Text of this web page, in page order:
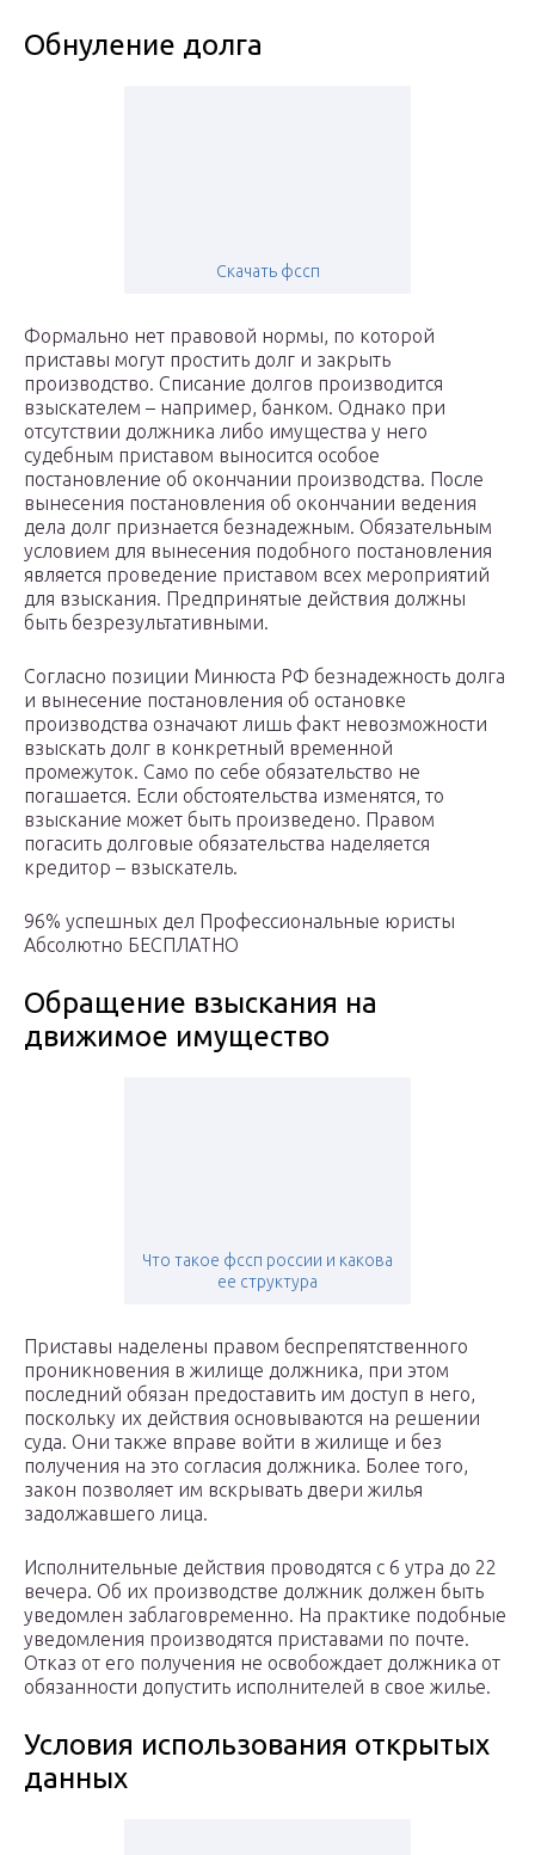
Обнуление долга
Скачать фссп
Формально нет правовой нормы, по которой
приставы могут простить долг и закрыть
производство. Списание долгов производится
взыскателем – например, банком. Однако при
отсутствии должника либо имущества у него
судебным приставом выносится особое
постановление об окончании производства. После
вынесения постановления об окончании ведения
дела долг признается безнадежным. Обязательным
условием для вынесения подобного постановления
является проведение приставом всех мероприятий
для взыскания. Предпринятые действия должны
быть безрезультативными.
Согласно позиции Минюста РФ безнадежность долга
и вынесение постановления об остановке
производства означают лишь факт невозможности
взыскать долг в конкретный временной
промежуток. Само по себе обязательство не
погашается. Если обстоятельства изменятся, то
взыскание может быть произведено. Правом
погасить долговые обязательства наделяется
кредитор – взыскатель.
96% успешных дел Профессиональные юристы
Абсолютно БЕСПЛАТНО
Обращение взыскания на
движимое имущество
Что такое фссп россии и какова
ее структура
Приставы наделены правом беспрепятственного
проникновения в жилище должника, при этом
последний обязан предоставить им доступ в него,
поскольку их действия основываются на решении
суда. Они также вправе войти в жилище и без
получения на это согласия должника. Более того,
закон позволяет им вскрывать двери жилья
задолжавшего лица.
Исполнительные действия проводятся с 6 утра до 22
вечера. Об их производстве должник должен быть
уведомлен заблаговременно. На практике подобные
уведомления производятся приставами по почте.
Отказ от его получения не освобождает должника от
обязанности допустить исполнителей в свое жилье.
Условия использования открытых
данных